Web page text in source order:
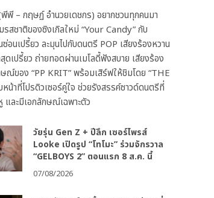
พีพี – กฤษฏ์ อำนวยเดชกร) อยากชวนทุกคนมา
รสชาติของซิงเกิลใหม่ “Your Candy” กับ
อนเปรี้ยว ละมุนไปกับดนตรี POP เสียงร้องหวาน
ดเปรี้ยว ถ่ายทอดผ่านเมโลดี้ฟังสบาย เสียงร้อง
ณ์ของ “PP KRIT” พร้อมเสิร์ฟให้ชิมโดย “THE
หน้าที่โปรดิวเซอร์คู่ใจ ช่วยรังสรรค์ซาวด์ดนตรีที่
และมีเอกลักษณ์เฉพาะตัว
วัยรุ่น Gen Z + ปีลึก เซอร์ไพรส์
Looke เปิดรูป “โทโมะ” ร่วมจักรวาล
“GELBOYS 2” ตอนแรก 8 ส.ค. นี้
07/08/2026